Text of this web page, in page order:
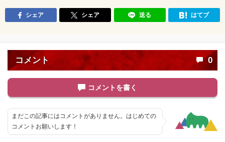
シェア シェア 送る はてブ
コメント 0
コメントを書く
まだこの記事にはコメントがありません。はじめての
コメントお願いします！